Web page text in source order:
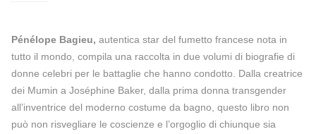
Pénélope Bagieu, autentica star del fumetto francese nota in
tutto il mondo, compila una raccolta in due volumi di biografie di
donne celebri per le battaglie che hanno condotto. Dalla creatrice
dei Mumin a Joséphine Baker, dalla prima donna transgender
all’inventrice del moderno costume da bagno, questo libro non
può non risvegliare le coscienze e l’orgoglio di chiunque sia